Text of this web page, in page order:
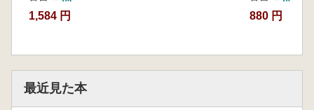
1,584 円 880 円
最近見た本